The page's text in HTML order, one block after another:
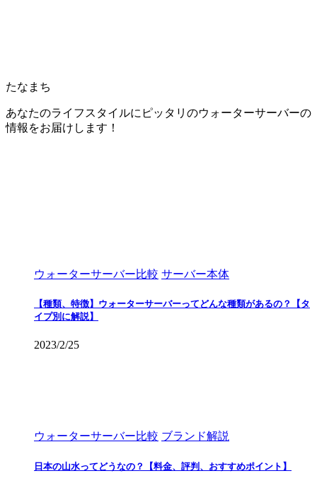
たなまち
あなたのライフスタイルにピッタリのウォーターサーバーの
情報をお届けします！
ウォーターサーバー比較 サーバー本体
【種類、特徴】ウォーターサーバーってどんな種類があるの？【タ
イプ別に解説】
2023/2/25
ウォーターサーバー比較 ブランド解説
日本の山水ってどうなの？【料金、評判、おすすめポイント】